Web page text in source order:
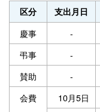
区分 支出月日
慶事 -
弔事
-
賛助
-
会費
10月5日